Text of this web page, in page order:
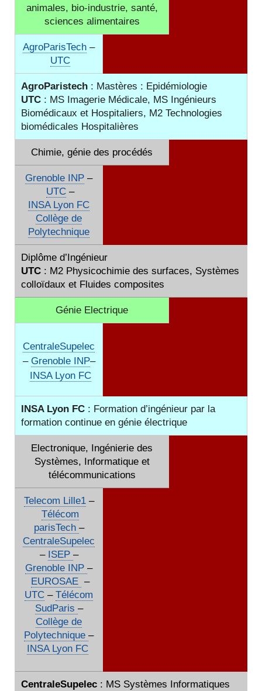
animales, bio-industrie, santé,
sciences alimentaires
AgroParisTech –
UTC
AgroParistech : Mastères : Epidémiologie
UTC : MS Imagerie Médicale, MS Ingénieurs
Biomédicaux et Hospitaliers, M2 Technologies
biomédicales Hospitalières
Chimie, génie des procédés
Grenoble INP –
UTC –
INSA Lyon FC
Collège de
Polytechnique
Diplôme d’Ingénieur
UTC : M2 Physicochimie des surfaces, Systèmes
colloïdaux et Fluides composites
Génie Electrique
CentraleSupelec
– Grenoble INP–
INSA Lyon FC
INSA Lyon FC : Formation d’ingénieur par la
formation continue en génie électrique
Electronique, Ingénierie des
Systèmes, Informatique et
télécommunications
Telecom Lille1–
Télécom
parisTech –
CentraleSupelec
– ISEP –
Grenoble INP –
EUROSAE –
UTC – Télécom
SudParis –
Collège de
Polytechnique –
INSA Lyon FC
CentraleSupelec : MS Systèmes Informatiques